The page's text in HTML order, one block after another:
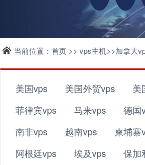
当前位置： 首页 >> vps主机>>加拿大
美国vps 美国外贸vps 美
菲律宾vps
马来vps 德国
南非vps
越南vps 柬埔寨
阿根廷vps
埃及vps 保加